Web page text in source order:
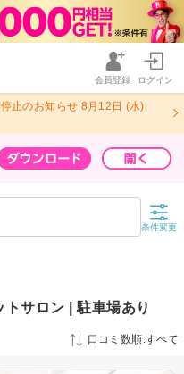
会員登録 ログイン
止のお知らせ 8月12日 (水)
条件変更
サロン | 駐車場あり
口コミ数順:すべて